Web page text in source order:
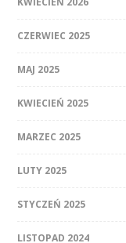
CZERWIEC 2025
MAJ 2025
KWIECIEŃ 2025
MARZEC 2025
LUTY 2025
STYCZEŃ 2025
LISTOPAD 2024